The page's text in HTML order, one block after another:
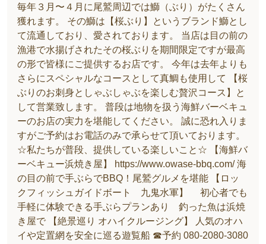
毎年３月〜４月に尾鷲周辺では鰤（ぶり）がたくさん
獲れます。 その鰤は【桜ぶり】というブランド鰤とし
て流通しており、愛されております。 当店は目の前の
漁港で水揚げされたその桜ぶりを期間限定ですが最高
の形で皆様にご提供するお店です。 今年は去年よりも
さらにスペシャルなコースとして真鯛も使用して 【桜
ぶりのお刺身としゃぶしゃぶを楽しむ贅沢コース】と
して営業致します。 普段は地物を扱う海鮮バーベキュ
ーのお店の実力を堪能してください。 誠に恐れ入りま
すがご予約はお電話のみで承らせて頂いております。
☆私たちが普段、提供している楽しいこと☆ 【海鮮バ
ーベキュー浜焼き屋】 https://www.owase-bbq.com/ 海
の目の前で手ぶらでBBQ！尾鷲グルメを堪能 【ロッ
クフィッシュガイドボート 九鬼水軍】 初心者でも
手軽に体験できる手ぶらプランあり 釣った魚は浜焼
き屋で 【絶景巡り オハイクルージング】 人気のオハ
イや定置網を安全に巡る遊覧船 ☎予約 080-2080-3080